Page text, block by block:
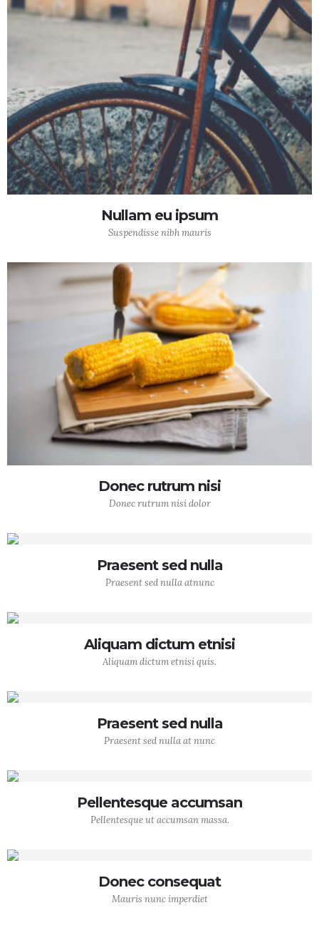
Nullam eu ipsum
Suspendisse nibh mauris
Donec rutrum nisi
Donec rutrum nisi dolor
Praesent sed nulla
Praesent sed nulla atnunc
Aliquam dictum etnisi
Aliquam dictum etnisi quis.
Praesent sed nulla
Praesent sed nulla at nunc
Pellentesque accumsan
Pellentesque ut accumsan massa.
Donec consequat
Mauris nunc imperdiet